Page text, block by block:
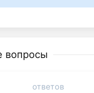
вопросы
ответов